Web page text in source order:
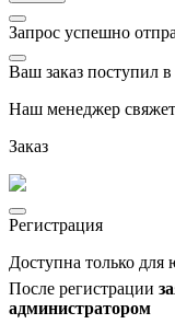
Запрос успешно
Ваш заказ поступил в
Наш менеджер
Заказ
Регистрация
Доступна только
После регистрации
администратором